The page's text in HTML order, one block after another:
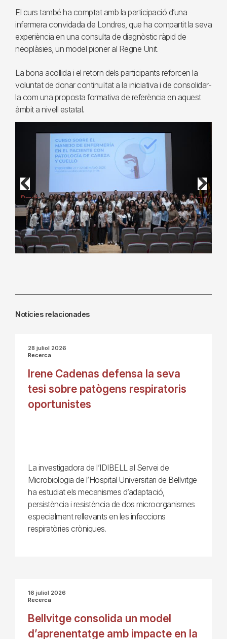
El curs també ha comptat amb la participació d’una
infermera convidada de Londres, que ha compartit la seva
experiència en una consulta de diagnòstic ràpid de
neoplàsies, un model pioner al Regne Unit.
La bona acollida i el retorn dels participants reforcen la
voluntat de donar continuïtat a la iniciativa i de consolidar-
la com una proposta formativa de referència en aquest
àmbit a nivell estatal.
Previous Next
Notícies relacionades
28 juliol 2026
Recerca
Irene Cadenas defensa la seva
tesi sobre patògens respiratoris
oportunistes
La investigadora de l’IDIBELL al Servei de
Microbiologia de l’Hospital Universitari de Bellvitge
ha estudiat els mecanismes d’adaptació,
persistència i resistència de dos microorganismes
especialment rellevants en les infeccions
respiratòries cròniques.
16 juliol 2026
Recerca
Bellvitge consolida un model
d’aprenentatge amb impacte en la